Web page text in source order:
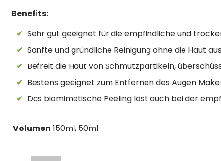
Benefits:
Sehr gut geeignet für die empfindliche und
Sanfte und gründliche Reinigung ohne die Haut
Befreit die Haut von Schmutzpartikeln,
Bestens geeignet zum Entfernen des Augen
Das biomimetische Peeling löst auch bei der
Volumen 150ml, 50ml